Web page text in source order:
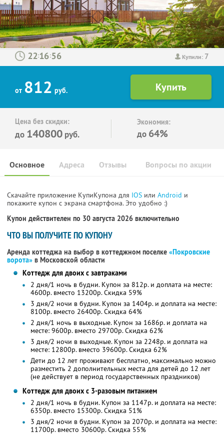
Купили: 7
: :
от 812 руб.
Цена без скидки:
до 140800 руб.
Экономия:
до 64%
Основное Отзывы Вопросы по акции
Адреса
Скачайте приложение КупиКупона для IOS или Android и
покажите купон с экрана смартфона. Это удобно :)
Купон действителен по 30 августа 2026 включительно
ЧТО ВЫ ПОЛУЧИТЕ ПО КУПОНУ
Аренда коттеджа на выбор в коттеджном поселке «Покровские
ворота» в Московской области
Коттедж для двоих с завтраками
2 дня/1 ночь в будни. Купон за 812р. и доплата на месте:
4600р. вместо 13200р. Скидка 59%
3 дня/2 ночи в будни. Купон за 1404р. и доплата на месте:
8100р. вместо 26400р. Скидка 64%
2 дня/1 ночь в выходные. Купон за 1686р. и доплата на
месте: 9600р. вместо 29700р. Скидка 62%
3 дня/2 ночи в выходные. Купон за 2248р. и доплата на
месте: 12800р. вместо 39600р. Скидка 62%
Дети до 12 лет проживают бесплатно, максимально можно
разместить 2 дополнительных места для детей до 12 лет
(не действует в период государственных праздников)
Коттедж для двоих с 3-разовым питанием
2 дня/1 ночь в будни. Купон за 1147р. и доплата на месте:
6350р. вместо 15300р. Скидка 51%
3 дня/2 ночи в будни. Купон за 2070р. и доплата на месте:
11700р. вместо 30600р. Скидка 55%